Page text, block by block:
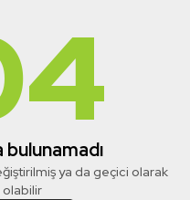
bulunamadı
ya da geçici olarak
olabilir